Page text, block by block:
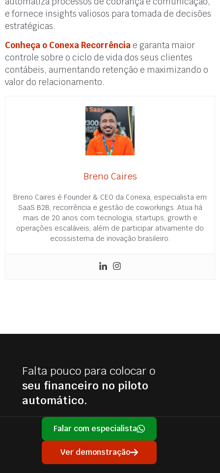
e fornece insights valiosos para tomada de decisões
estratégicas.
Conheça o Conexa Recorrênciae garanta maior
controle sobre o ciclo de vida dos seus clientes
contábeis, aumentando retenção e maximizando o
valor do relacionamento.
Breno Caires
Breno Caires é Founder & CEO da Conexa, especialista em
SaaS B2B, recorrência e gestão de coworkings. Atua há
mais de 20 anos com tecnologia, startups, growth e
operações escaláveis, além de participar ativamente do
ecossistema de inovação brasileiro.
Falta pouco para colocar o
seu financeiro no piloto
automático.
Falar com especialista
Ver demonstração